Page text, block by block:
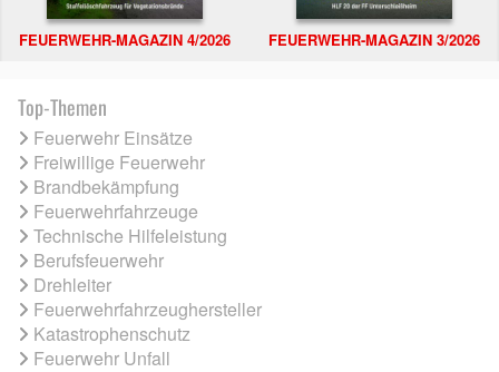
FEUERWEHR-MAGAZIN 4/2026 FEUERWEHR-MAGAZIN 3/2026
Top-Themen
Feuerwehr Einsätze
Freiwillige Feuerwehr
Brandbekämpfung
Feuerwehrfahrzeuge
Technische Hilfeleistung
Berufsfeuerwehr
Drehleiter
Feuerwehrfahrzeughersteller
Katastrophenschutz
Feuerwehr Unfall